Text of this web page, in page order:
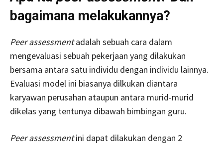
bagaimana melakukannya?
Peer assessmentadalah sebuah cara dalam
mengevaluasi sebuah pekerjaan yang dilakukan
bersama antara satu individu dengan individu lainnya.
Evaluasi model ini biasanya dilkukan diantara
karyawan perusahan ataupun antara murid-murid
dikelas yang tentunya dibawah bimbingan guru.
Peer assessmentini dapat dilakukan dengan 2